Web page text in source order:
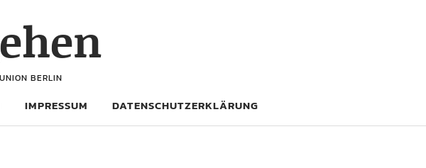
BERLIN
IMPRESSUM DATENSCHUTZERKLÄRUNG